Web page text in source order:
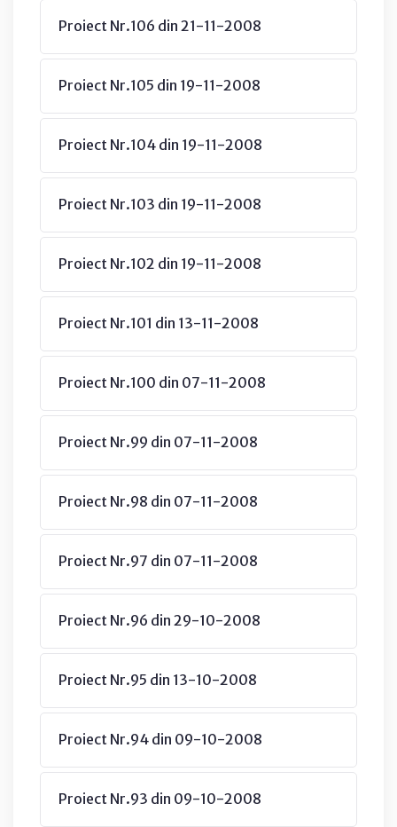
Proiect Nr.106 din 21-11-2008
Proiect Nr.105 din 19-11-2008
Proiect Nr.104 din 19-11-2008
Proiect Nr.103 din 19-11-2008
Proiect Nr.102 din 19-11-2008
Proiect Nr.101 din 13-11-2008
Proiect Nr.100 din 07-11-2008
Proiect Nr.99 din 07-11-2008
Proiect Nr.98 din 07-11-2008
Proiect Nr.97 din 07-11-2008
Proiect Nr.96 din 29-10-2008
Proiect Nr.95 din 13-10-2008
Proiect Nr.94 din 09-10-2008
Proiect Nr.93 din 09-10-2008